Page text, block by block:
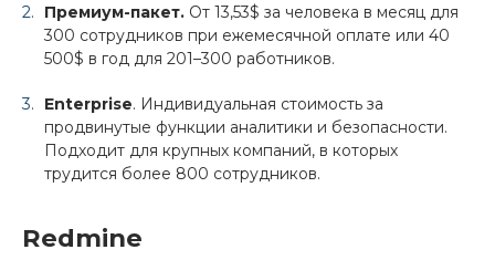
Премиум-пакет. От 13,53$ за человека в месяц для
300 сотрудников при ежемесячной оплате или 40
500$ в год для 201–300 работников.
Enterprise. Индивидуальная стоимость за
продвинутые функции аналитики и безопасности.
Подходит для крупных компаний, в которых
трудится более 800 сотрудников.
Redmine